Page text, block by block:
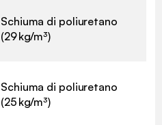
Schiuma di poliuretano
(29 kg/m³)
Schiuma di poliuretano
(25 kg/m³)